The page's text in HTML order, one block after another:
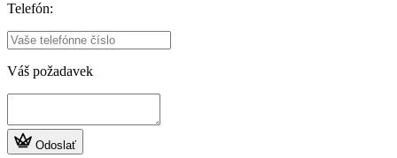
Telefón:
Váš požadavek
Odoslať